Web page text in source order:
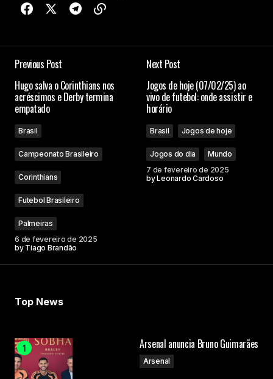
Previous Post
Hugo salva o Corinthians nos
acréscimos e Derby termina
empatado
Brasil
Campeonato Brasileiro
Corinthians
Futebol Brasileiro
Palmeiras
6 de fevereiro de 2025
by Tiago Brandão
Next Post
Jogos de hoje (07/02/25) ao
vivo de futebol: onde assistir e
horário
Brasil Jogos de hoje
Jogos do dia
Mundo
7 de fevereiro de 2025
byLeonardo Cardoso
Top News
Arsenal anuncia Bruno Guimarães
Arsenal